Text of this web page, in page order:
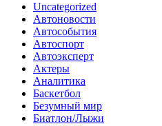
Uncategorized
Автоновости
Автособытия
Автоспорт
Автоэксперт
Актеры
Аналитика
Баскетбол
Безумный мир
Биатлон/Лыжи